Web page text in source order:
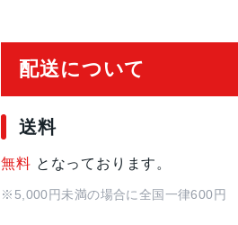
2022年9月16日
配送について
送料
無料 となっております。
※5,000円未満の場合に全国一律600円